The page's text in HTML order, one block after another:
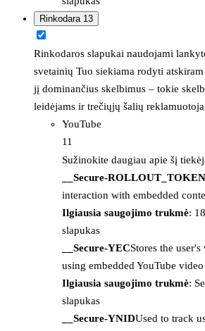
Rinkodara 13
Rinkodaros slapukai naudojami
svetainių Tuo siekiama rodyti
jį dominančius skelbimus – tokie
leidėjams ir trečiųjų šalių
YouTube
11
Sužinokite daugiau apie šį
__Secure-ROLLOUT_TOKEN
interaction with embedded
Ilgiausia saugojimo trukmė:
slapukas
__Secure-YECStores the
using embedded YouTube video
Ilgiausia saugojimo trukmė:
slapukas
__Secure-YNIDUsed to track